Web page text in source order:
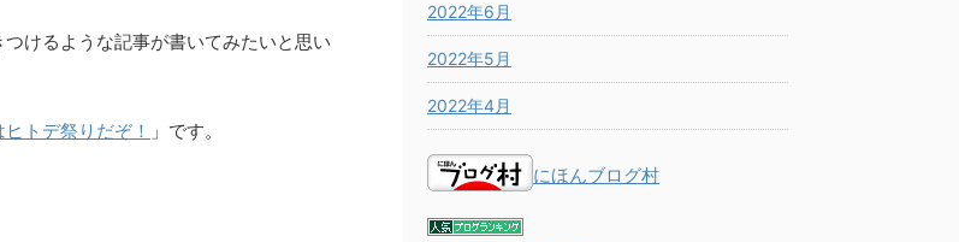
けるような記事が書いてみたいと思い
トデ祭りだぞ！ 」です。
2022年6月
2022年5月
2022年4月
にほんブログ村